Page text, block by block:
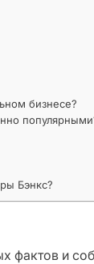
бизнесе?
Бэнкс?
фактов и